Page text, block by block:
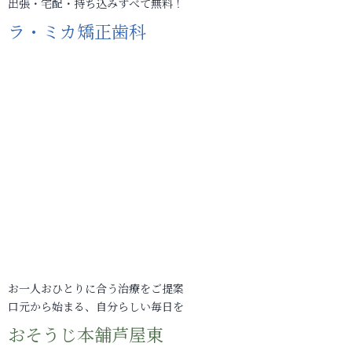
出張・宅配・持ち込みすべて無料！
ラ・ミカ矯正歯科
お一人おひとりに合う治療をご提案
口元から始まる、自分らしい毎日を
おそうじ本舗芦屋東